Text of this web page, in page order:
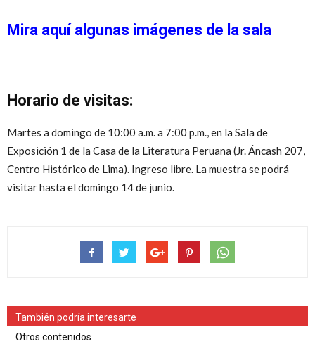
Mira aquí algunas imágenes de la sala
Horario de visitas:
Martes a domingo de 10:00 a.m. a 7:00 p.m., en la Sala de
Exposición 1 de la Casa de la Literatura Peruana (Jr. Áncash 207,
Centro Histórico de Lima). Ingreso libre. La muestra se podrá
visitar hasta el domingo 14 de junio.
También podría interesarte
Otros contenidos